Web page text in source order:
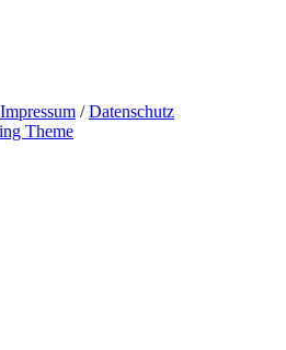
Impressum /Datenschutz
Theme